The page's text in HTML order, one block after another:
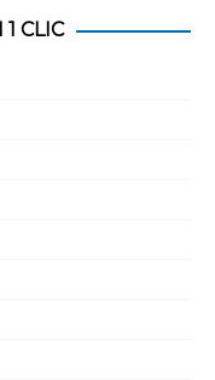
CLIC